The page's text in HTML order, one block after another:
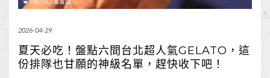
2026-04-29
夏天必吃！盤點六間台北超人氣GELATO，這
份排隊也甘願的神級名單，趕快收下吧！